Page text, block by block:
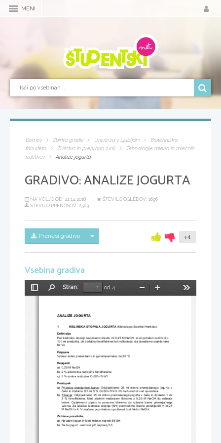
MENI
Domov Zbirka gradiv Univerza v Ljubljani
Biotehniška
fakulteta
Živilstvo in prehrana (uni)
Tehnologije mleka in mlecnih
izdelkov
Analize jogurta
GRADIVO:ANALIZE JOGURTA
NA VOLJO OD: 21.12.2018
ŠTEVILO OGLEDOV: 1696
ŠTEVILO PRENOSOV: 2563
Prenesi gradivo Skrij/prikaži meni +4
Vsebina gradiva
Preklopi
Stran:
od 4
Pomanjšaj
ANALIZE JOGURTA
1 KISLINSKA STOPNJA JOGURTA (Metoda po SoxhletHenkelu)
Definicija
Pod kislinsko stopnjo razumemo število ml 0,25 M NaOH, ki so potrebni za titracijo
100 ml produkta, ob dodatku fenolftaleina kot indikatorja, da dosežemo standardno
barvo.
Priprava
Vzorec dobro premešamo in ga temperiramo na 20 °C.
Reagenti
a)  0,25 M NaOH
b)  2 % alkoholna raztopina fenolftaleina
c)  5 % vodna raztopina CoSO
4* 7H 2O
Postopek
a)  Priprava  standardne  barve :  Odpipetiramo  25  ml  dobro  premešanega  jogurta  v
čašo in dodamo 0,5 ml 5 % CoSO
4* 7H 2O. Po treh urah ni več uporabna.
b)  Titracija : Odpipetiramo 25 ml dobro premešanega jogurta v čašo in dodamo 1 ml
2  % fenolftaleina.  Med  stalnim mešanjem titriramo  z
  0,25  M  NaOH  do  rožnate
barve.  Oplaknemo  pipeto  in  ponovno  titriramo  do  rožnate  barve  primerjalnega
vzorca. Za izračun kislinske stopnje (SH) pomnožimo število porabljenih ml 0,25
M NaOH s 4. V izračunu je potrebno upoštevati tudi faktor NaOH.
Zahteve pravilnika
a)  Navadni jogurt in kislo mleko: največ 55 SH
b)  Sadni jogurt: vrednost pH najmanj 3,5.